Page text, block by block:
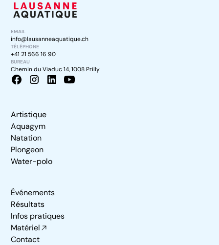
EMAIL
info@lausanneaquatique.ch
TÉLÉPHONE
+41 21 566 16 90
BUREAU
Chemin du Viaduc 14, 1008 Prilly
Artistique
Aquagym
Natation
Plongeon
Water-polo
Événements
Résultats
Infos pratiques
Matériel
Contact